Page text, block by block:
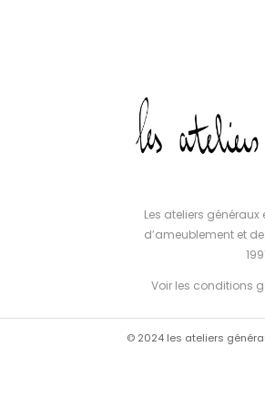
Les ateliers
d’ameublement et
Voir les conditions
© 2024 les ateliers